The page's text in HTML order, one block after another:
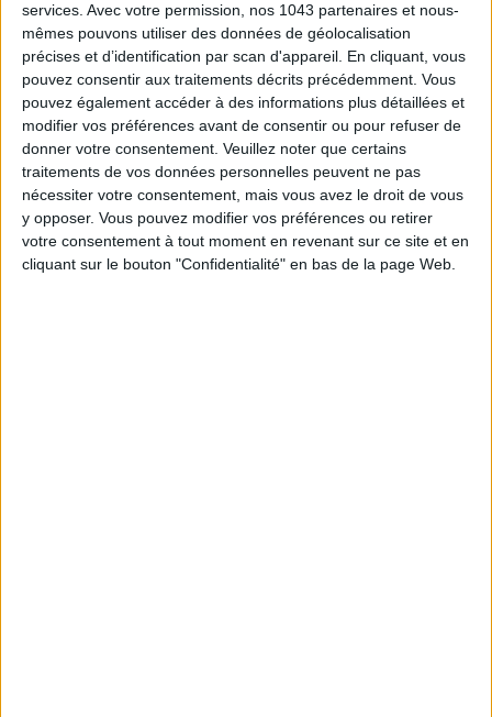
services. Avec votre permission, nos 1043 partenaires et nous-
mêmes pouvons utiliser des données de géolocalisation
précises et d’identification par scan d'appareil. En cliquant, vous
pouvez consentir aux traitements décrits précédemment. Vous
pouvez également accéder à des informations plus détaillées et
modifier vos préférences avant de consentir ou pour refuser de
donner votre consentement. Veuillez noter que certains
traitements de vos données personnelles peuvent ne pas
nécessiter votre consentement, mais vous avez le droit de vous
y opposer. Vous pouvez modifier vos préférences ou retirer
votre consentement à tout moment en revenant sur ce site et en
cliquant sur le bouton "Confidentialité" en bas de la page Web.
LES MEILLEURS HÔTELS POUR UN WEEK-END SPA ET GASTRONOMIE